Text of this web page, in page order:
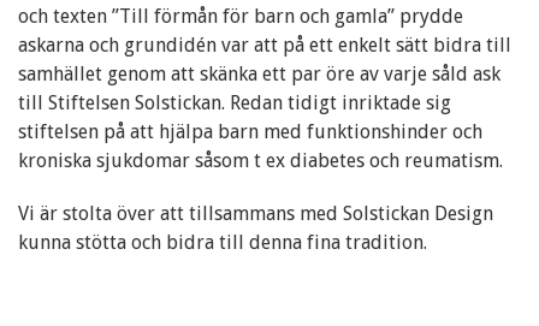
och texten ”Till förmån för barn och gamla” prydde
askarna och grundidén var att på ett enkelt sätt bidra till
samhället genom att skänka ett par öre av varje såld ask
till Stiftelsen Solstickan. Redan tidigt inriktade sig
stiftelsen på att hjälpa barn med funktionshinder och
kroniska sjukdomar såsom t ex diabetes och reumatism.
Vi är stolta över att tillsammans med Solstickan Design
kunna stötta och bidra till denna fina tradition.